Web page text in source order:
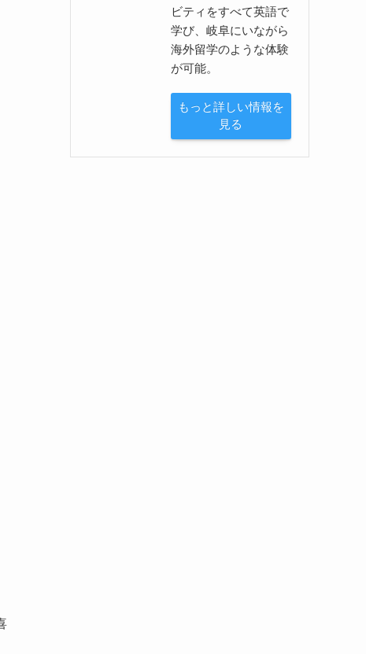
ビティをすべて英語で
学び、岐阜にいながら
海外留学のような体験
が可能。
もっと詳しい情報を
見る